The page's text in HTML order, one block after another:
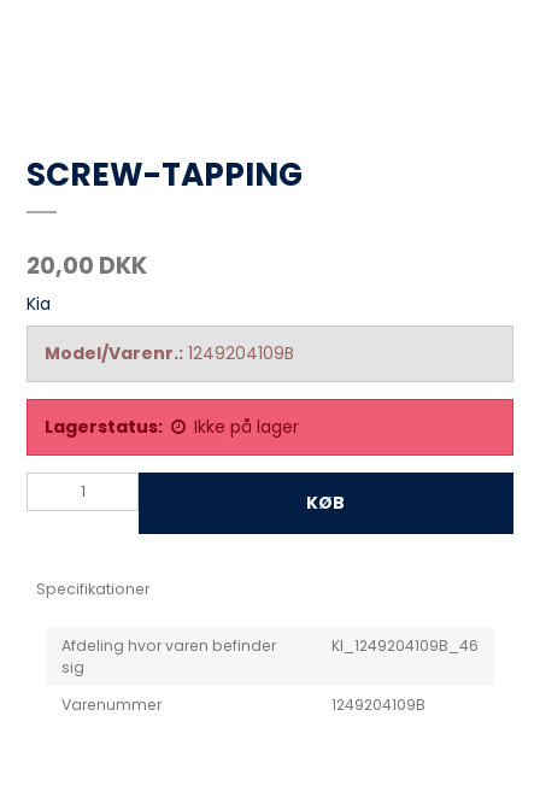
SCREW-TAPPING
20,00 DKK
Kia
Model/Varenr.: 1249204109B
Lagerstatus: Ikke på lager
KØB
Specifikationer
Afdeling hvor varen befinder
sig
KI_1249204109B_46
Varenummer 1249204109B